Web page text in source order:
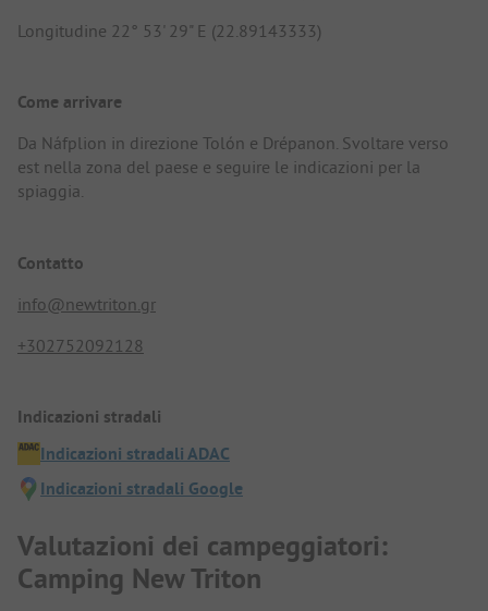
Longitudine 22° 53' 29" E (22.89143333)
Come arrivare
Da Náfplion in direzione Tolón e Drépanon. Svoltare verso
est nella zona del paese e seguire le indicazioni per la
spiaggia.
Contatto
info@newtriton.gr
+302752092128
Indicazioni stradali
Indicazioni stradali ADAC
Indicazioni stradali Google
Valutazioni dei campeggiatori:
Camping New Triton